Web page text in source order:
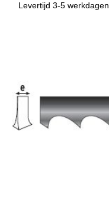
Levertijd 3-5 werkdagen